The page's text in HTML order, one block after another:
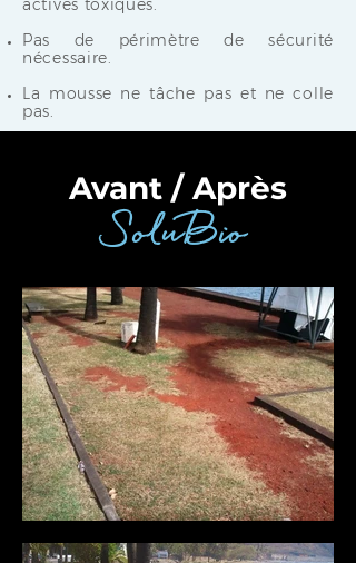
actives toxiques.
Pas de périmètre de sécurité
nécessaire.
La mousse ne tâche pas et ne colle
pas.
Avant / Après
SoluBio